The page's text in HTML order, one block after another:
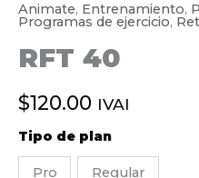
Animate, Entrenamiento,
Programas de ejercicio,
RFT 40
$120.00 IVAI
Tipo de plan
Pro Regular